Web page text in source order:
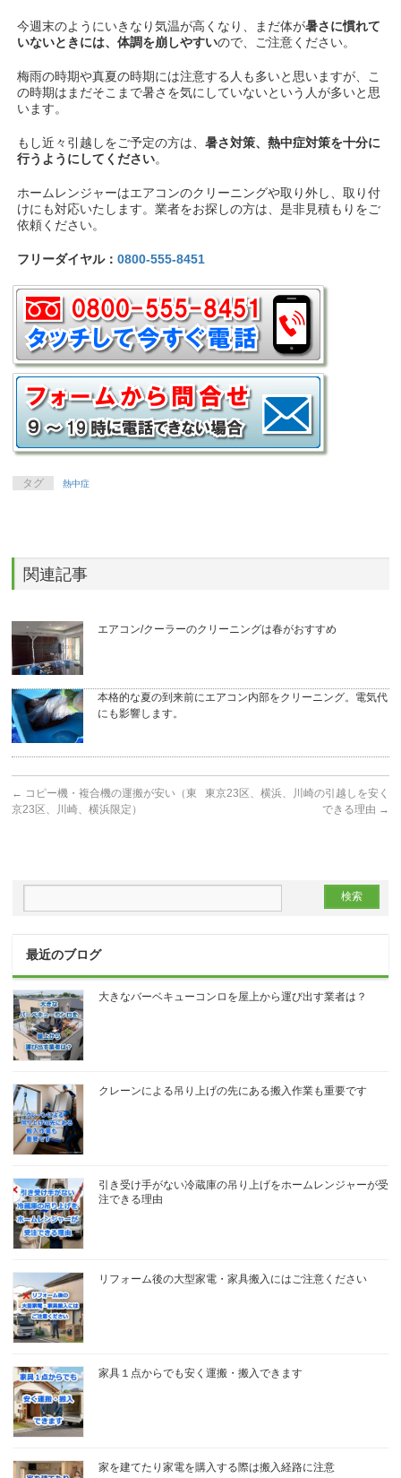
今週末のようにいきなり気温が高くなり、まだ体が暑さに慣れて
いないときには、体調を崩しやすいので、ご注意ください。
梅雨の時期や真夏の時期には注意する人も多いと思いますが、こ
の時期はまだそこまで暑さを気にしていないという人が多いと思
います。
もし近々引越しをご予定の方は、暑さ対策、熱中症対策を十分に
行うようにしてください。
ホームレンジャーはエアコンのクリーニングや取り外し、取り付
けにも対応いたします。業者をお探しの方は、是非見積もりをご
依頼ください。
フリーダイヤル：0800-555-8451
タグ 熱中症
関連記事
エアコン/クーラーのクリーニングは春がおすすめ
本格的な夏の到来前にエアコン内部をクリーニング。電気代
にも影響します。
← コピー機・複合機の運搬が安い（東
京23区、川崎、横浜限定）
東京23区、横浜、川崎の引越しを安く
できる理由 →
最近のブログ
大きなバーベキューコンロを屋上から運び出す業者は？
クレーンによる吊り上げの先にある搬入作業も重要です
引き受け手がない冷蔵庫の吊り上げをホームレンジャーが受
注できる理由
リフォーム後の大型家電・家具搬入にはご注意ください
家具１点からでも安く運搬・搬入できます
家を建てたり家電を購入する際は搬入経路に注意